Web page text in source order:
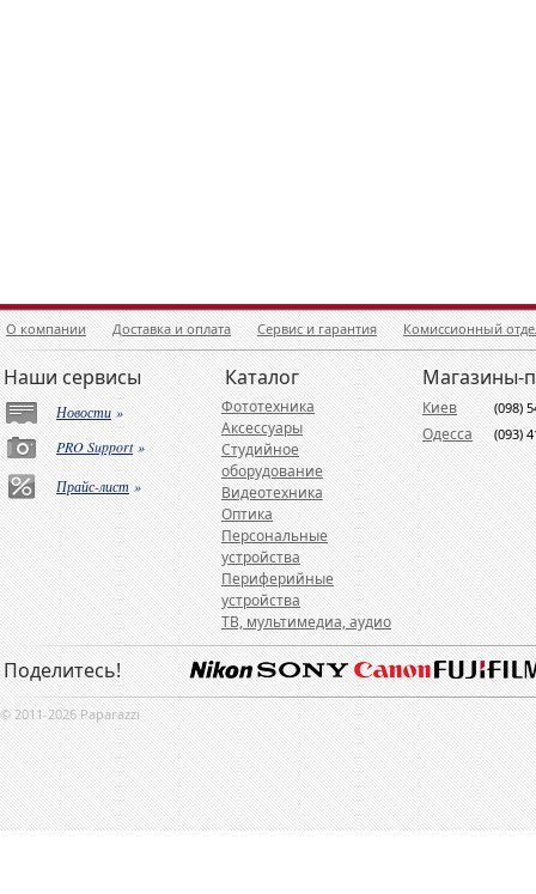
О компании Доставка и оплата Сервис и гарантия Комиссионный
Наши сервисы
Новости»
PRO Support»
Прайс-лист»
Каталог
Фототехника
Аксессуары
Студийное
оборудование
Видеотехника
Оптика
Персональные
устройства
Периферийные
устройства
ТВ, мультимедиа, аудио
Магазины-
Киев (098)
Одесса (093)
Поделитесь!
© 2011-2026 Paparazzi